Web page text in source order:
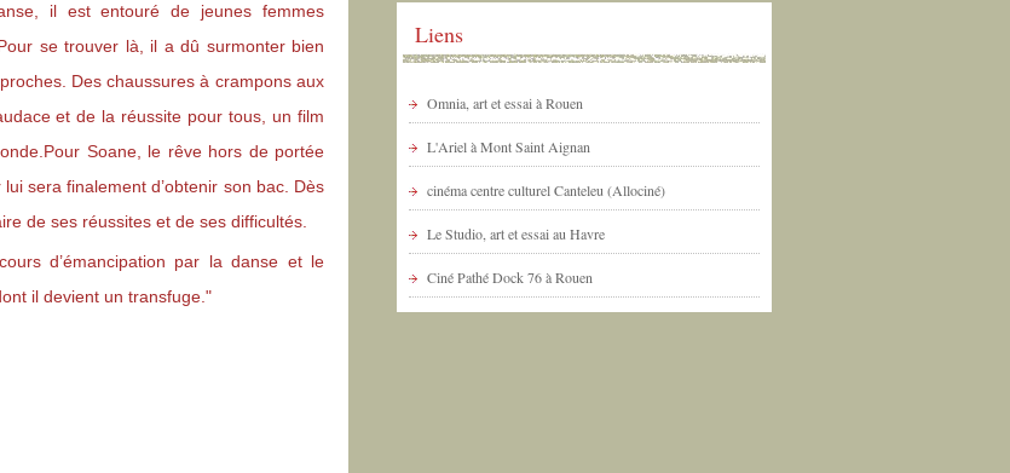
il est entouré de jeunes femmes
se trouver là, il a dû surmonter bien
Des chaussures à crampons aux
et de la réussite pour tous, un film
Pour Soane, le rêve hors de portée
sera finalement d’obtenir son bac. Dès
de ses réussites et de ses difficultés.
d’émancipation par la danse et le
il devient un transfuge."
Liens
Omnia, art et essai à Rouen
L'Ariel à Mont Saint Aignan
cinéma centre culturel Canteleu (Allociné)
Le Studio, art et essai au Havre
Ciné Pathé Dock 76 à Rouen